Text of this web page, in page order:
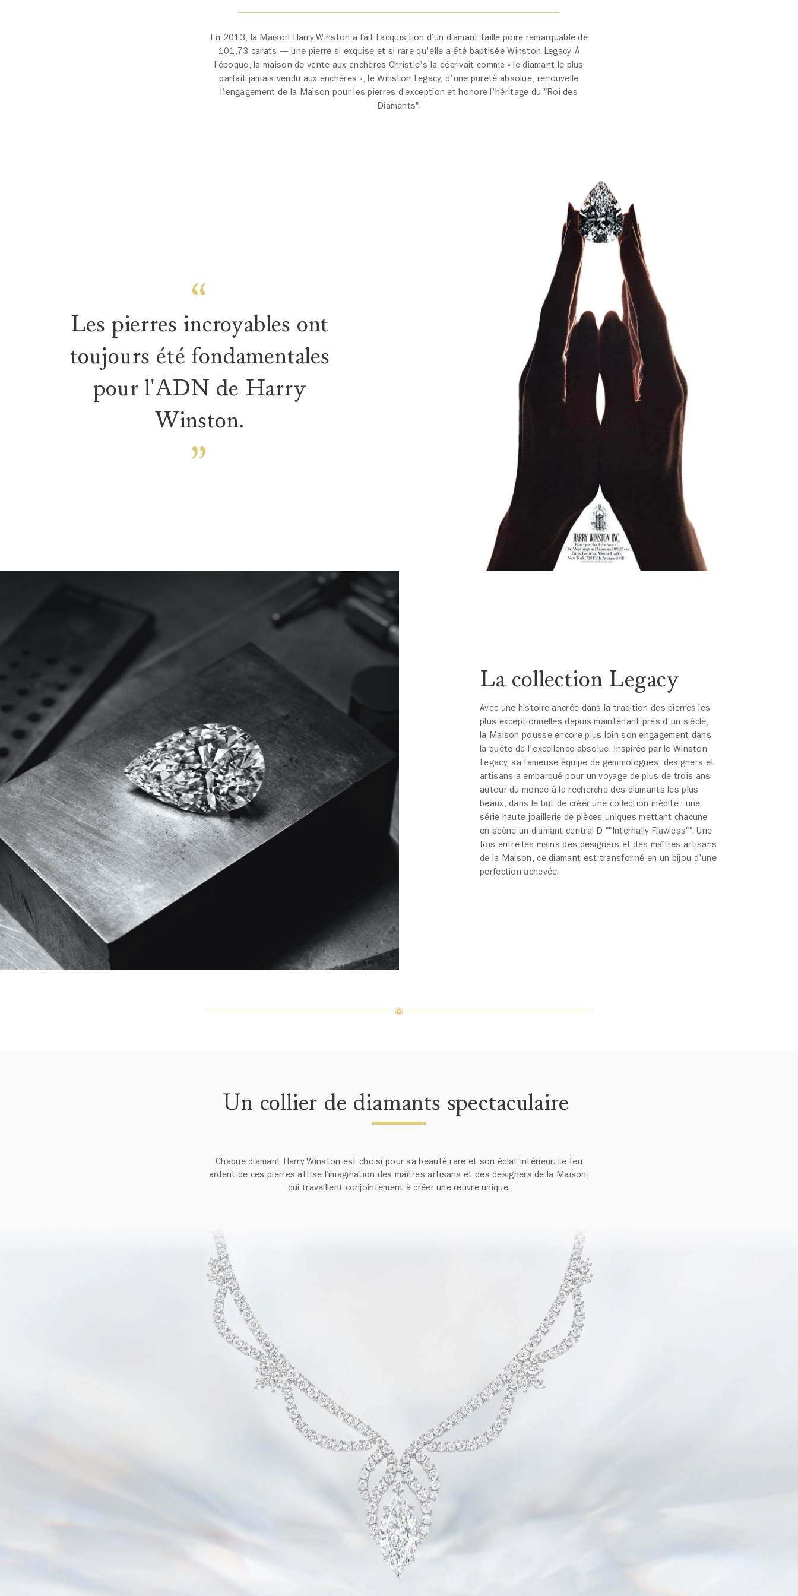
En 2013, la Maison Harry Winston a fait l’acquisition d’un diamant taille poire remarquable de
101,73 carats — une pierre si exquise et si rare qu'elle a été baptisée Winston Legacy. À
l’époque, la maison de vente aux enchères Christie's la décrivait comme « le diamant le plus
parfait jamais vendu aux enchères », le Winston Legacy, d'une pureté absolue, renouvelle
l'engagement de la Maison pour les pierres d’exception et honore l'héritage du "Roi des
Diamants".
Les pierres incroyables ont
toujours été fondamentales
pour l'ADN de Harry
Winston.
La collection Legacy
Avec une histoire ancrée dans la tradition des pierres les
plus exceptionnelles depuis maintenant près d'un siècle,
la Maison pousse encore plus loin son engagement dans
la quête de l'excellence absolue. Inspirée par le Winston
Legacy, sa fameuse équipe de gemmologues, designers et
artisans a embarqué pour un voyage de plus de trois ans
autour du monde à la recherche des diamants les plus
beaux, dans le but de créer une collection inédite : une
série haute joaillerie de pièces uniques mettant chacune
en scène un diamant central D ""Internally Flawless"". Une
fois entre les mains des designers et des maîtres artisans
de la Maison, ce diamant est transformé en un bijou d'une
perfection achevée.
Un collier de diamants spectaculaire
Chaque diamant Harry Winston est choisi pour sa beauté rare et son éclat intérieur. Le feu
ardent de ces pierres attise l’imagination des maîtres artisans et des designers de la Maison,
qui travaillent conjointement à créer une œuvre unique.